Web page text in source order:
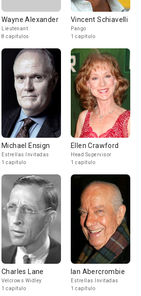
Wayne Alexander
Lieutenant
8 capítulos
Vincent Schiavelli
Pango
1 capítulo
Michael Ensign
Estrellas Invitadas
1 capítulo
Ellen Crawford
Head Supervisor
1 capítulo
Charles Lane
Velcrows Widley
1 capítulo
Ian Abercrombie
Estrellas Invitadas
1 capítulo